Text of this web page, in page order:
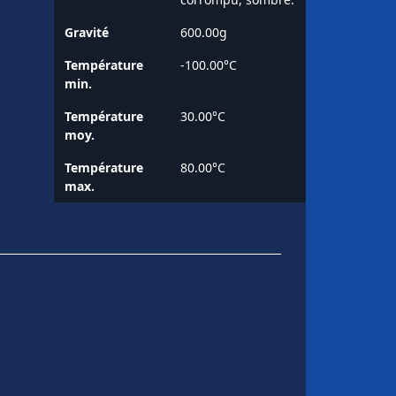
Gravité
600.00g
Température
min.
-100.00°C
Température
moy.
30.00°C
Température
max.
80.00°C